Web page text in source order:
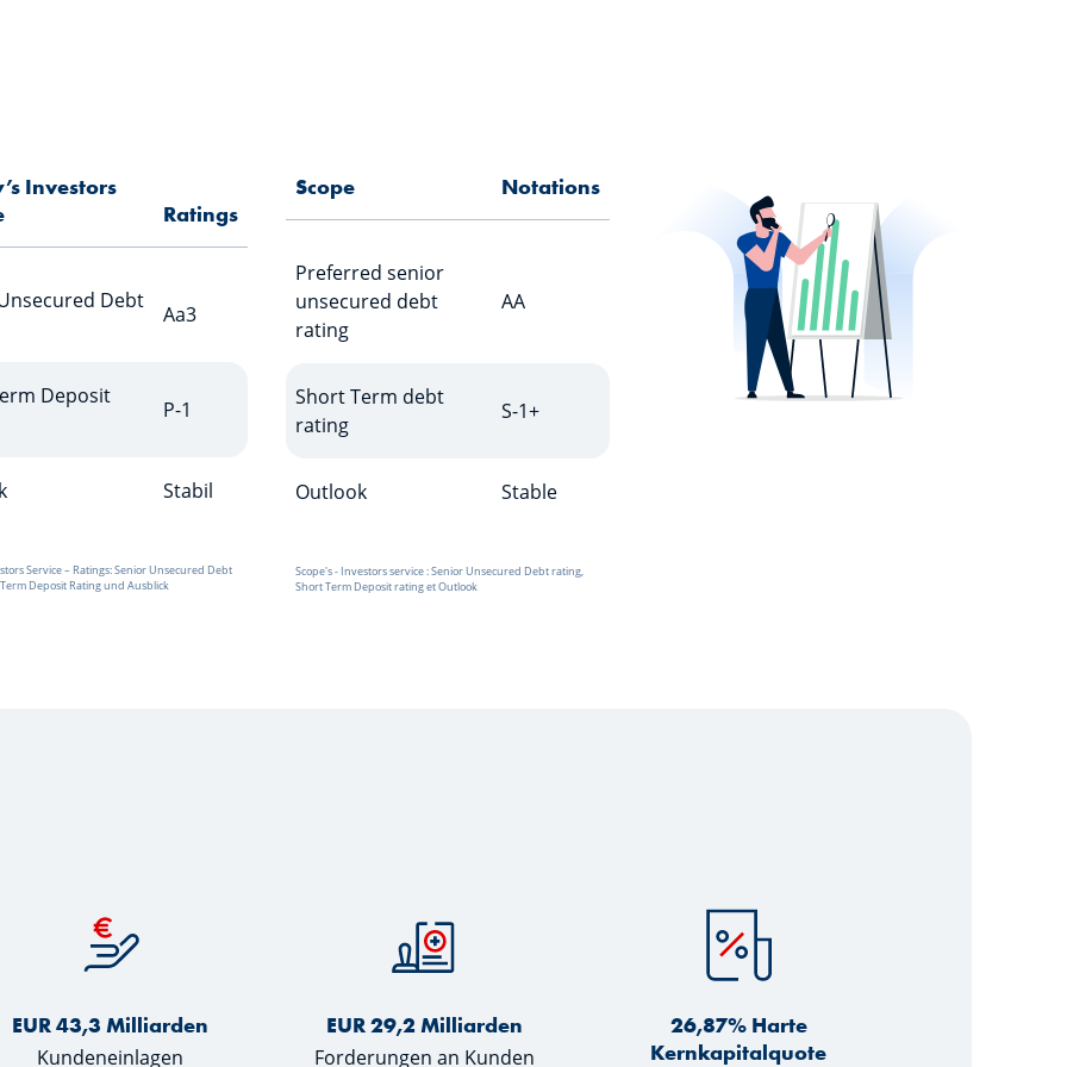
Service – Ratings: Senior Unsecured Debt
Deposit Rating und Ausblick
Investors
Ratings
Debt
Aa3
Deposit
P-1
Stabil
Scope's - Investors service : Senior Unsecured Debt rating,
Short Term Deposit rating et Outlook
Scope Notations
Preferred senior
unsecured debt
rating
AA
Short Term debt
rating
S-1+
Outlook Stable
EUR 43,3 Milliarden
Kundeneinlagen
EUR 29,2 Milliarden
Forderungen an Kunden
26,87% Harte
Kernkapitalquote